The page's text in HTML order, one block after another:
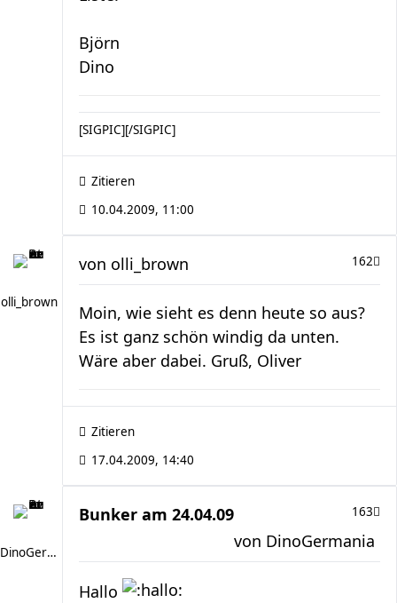
Björn
Dino
[SIGPIC][/SIGPIC]
Zitieren
10.04.2009, 11:00
olli_brown
162
von olli_brown
Moin, wie sieht es denn heute so aus?
Es ist ganz schön windig da unten.
Wäre aber dabei. Gruß, Oliver
Zitieren
17.04.2009, 14:40
DinoGermania
Bunker am 24.04.09 163
von DinoGermania
Hallo